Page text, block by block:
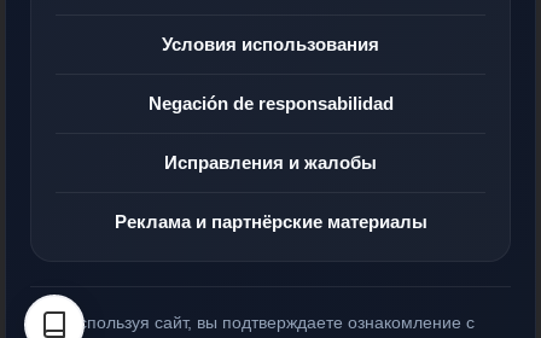
Условия использования
Negación de responsabilidad
Исправления и жалобы
Реклама и партнёрские материалы
Используя сайт, вы подтверждаете ознакомление с